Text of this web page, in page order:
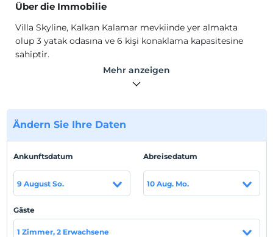
Über die Immobilie
Villa Skyline, Kalkan Kalamar mevkiinde yer almakta
olup 3 yatak odasına ve 6 kişi konaklama kapasitesine
sahiptir.
Muhteşem bir deniz manzarası sunan villamızda
ihtiyacınız olan her şey mevcuttur. Geniş aile ve arkadaş
tatil imkanı sunmaktadır. Villamızın içerisinde spor
yapabileceğiniz bir spor salonu keyifli dakikalar
beklemektedir.
Standort
Strand
Mehr anzeigen
Ändern Sie Ihre Daten
Ankunftsdatum
9 August So.
Abreisedatum
10 Aug. Mo.
Gäste
1 Zimmer, 2 Erwachsene